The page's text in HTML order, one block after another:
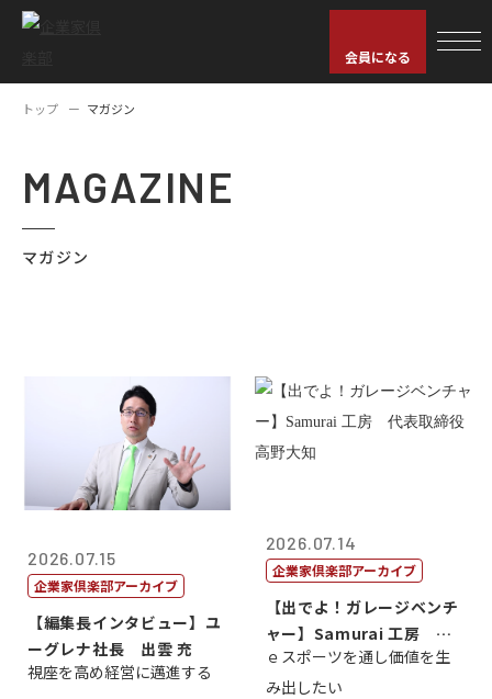
会員になる
トップ マガジン
MAGAZINE
マガジン
2026.07.15
企業家倶楽部アーカイブ
【編集長インタビュー】ユ
ーグレナ社長 出雲 充
視座を高め経営に邁進する
2026.07.14
企業家倶楽部アーカイブ
【出でよ！ガレージベンチ
ャー】Samurai 工房 代
表取締...
ｅスポーツを通し価値を生
み出したい